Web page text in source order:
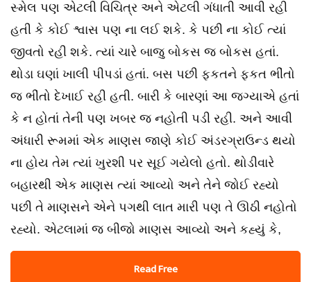
સ્મેલ પણ એટલી વિચિત્ર અને એટલી ગંધાતી આવી રહી
હતી કે કોઈ શ્વાસ પણ ના લઈ શકે. કે પછી ના કોઈ ત્યાં
જીવતો રહી શકે. ત્યાં ચારે બાજુ બોકસ જ બોકસ હતાં.
થોડા ઘણાં ખાલી પીપડાં હતાં. બસ પછી ફકતને ફકત ભીંતો
જ ભીંતો દેખાઈ રહી હતી. બારી કે બારણાં આ જગ્યાએ હતાં
કે ન હોતાં તેની પણ ખબર જ નહોતી પડી રહી. અને આવી
અંધારી રૂમમાં એક માણસ જાણે કોઈ અંડરગ્રાઉન્ડ થયો
ના હોય તેમ ત્યાં ખુરશી પર સૂઈ ગયેલો હતો. થોડીવારે
બહારથી એક માણસ ત્યાં આવ્યો અને તેને જોઈ રહ્યો
પછી તે માણસને એને પગથી લાત મારી પણ તે ઊઠી નહોતો
રહ્યો. એટલામાં જ બીજો માણસ આવ્યો અને કહ્યું કે,
Read Free